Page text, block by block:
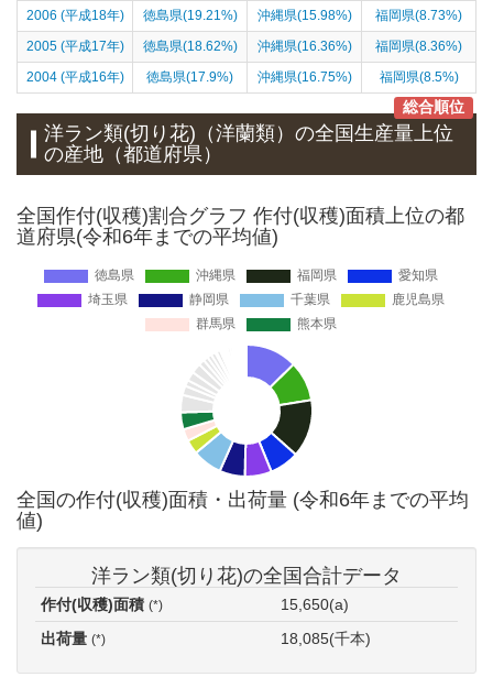
2006 (平成18年)
徳島県(19.21%) 沖縄県(15.98%)
福岡県(8.73%)
2005 (平成17年)
徳島県(18.62%) 沖縄県(16.36%)
福岡県(8.36%)
2004 (平成16年)
徳島県(17.9%) 沖縄県(16.75%) 福岡県(8.5%)
総合順位
洋ラン類(切り花)（洋蘭類）の全国生産量上位
の産地 （都道府県）
全国作付(収穫)割合グラフ 作付(収穫)面積上位の都
道府県(令和6年までの平均値)
全国の作付(収穫)面積・出荷量 (令和6年までの平均
値)
洋ラン類(切り花)の全国合計データ
作付(収穫)面積 (*)
15,650(a)
出荷量 (*) 18,085(千本)